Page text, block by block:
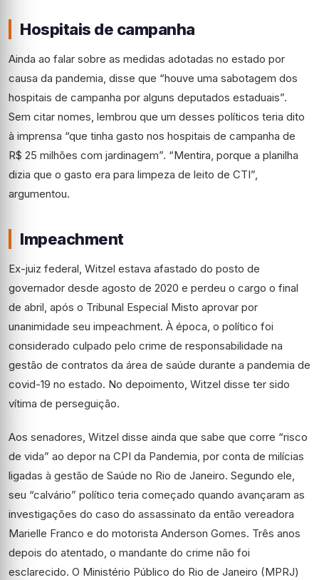
Hospitais de campanha
Ainda ao falar sobre as medidas adotadas no estado por
causa da pandemia, disse que “houve uma sabotagem dos
hospitais de campanha por alguns deputados estaduais”.
Sem citar nomes, lembrou que um desses políticos teria dito
à imprensa “que tinha gasto nos hospitais de campanha de
R$ 25 milhões com jardinagem”. “Mentira, porque a planilha
dizia que o gasto era para limpeza de leito de CTI”,
argumentou.
Impeachment
Ex-juiz federal, Witzel estava afastado do posto de
governador desde agosto de 2020 e perdeu o cargo o final
de abril, após o Tribunal Especial Misto aprovar por
unanimidade seu impeachment. À época, o político foi
considerado culpado pelo crime de responsabilidade na
gestão de contratos da área de saúde durante a pandemia de
covid-19 no estado. No depoimento, Witzel disse ter sido
vítima de perseguição.
Aos senadores, Witzel disse ainda que sabe que corre “risco
de vida” ao depor na CPI da Pandemia, por conta de milícias
ligadas à gestão de Saúde no Rio de Janeiro. Segundo ele,
seu “calvário” político teria começado quando avançaram as
investigações do caso do assassinato da então vereadora
Marielle Franco e do motorista Anderson Gomes. Três anos
depois do atentado, o mandante do crime não foi
esclarecido. O Ministério Público do Rio de Janeiro (MPRJ)